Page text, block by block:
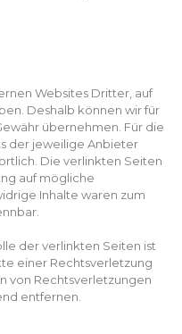
Websites Dritter, auf
Deshalb können wir für
übernehmen. Für die
der jeweilige Anbieter
Die verlinkten Seiten
auf mögliche
Inhalte waren zum
der verlinkten Seiten ist
einer Rechtsverletzung
von Rechtsverletzungen
entfernen.